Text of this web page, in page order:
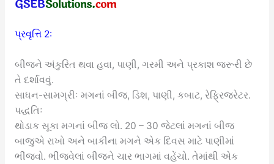
પ્રવૃત્તિ 2:
બીજને અંકુરિત થવા હવા, પાણી, ગરમી અને પ્રકાશ જરૂરી છે
તે દર્શાવવું.
સાધન-સામગ્રીઃ મગનાં બીજ, ડિશ, પાણી, કબાટ, રેફ્રિજરેટર.
પદ્ધતિઃ
થોડાક સૂકા મગનાં બીજ લો. 20 – 30 જેટલાં મગનાં બીજ
બાજુએ રાખો અને બાકીના મગને એક દિવસ માટે પાણીમાં
ભીંજવો. ભીંજવેલાં બીજને ચાર ભાગમાં વહેંચો. તેમાંથી એક